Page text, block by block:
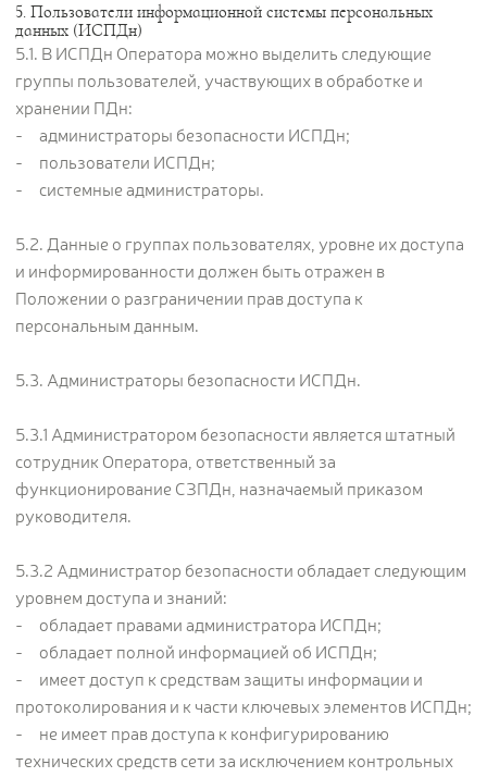
5. Пользователи информационной системы персональных
данных (ИСПДн)
5.1. В ИСПДн Оператора можно выделить следующие
группы пользователей, участвующих в обработке и
хранении ПДн:
- администраторы безопасности ИСПДн;
- пользователи ИСПДн;
- системные администраторы.
5.2. Данные о группах пользователях, уровне их доступа
и информированности должен быть отражен в
Положении о разграничении прав доступа к
персональным данным.
5.3. Администраторы безопасности ИСПДн.
5.3.1 Администратором безопасности является штатный
сотрудник Оператора, ответственный за
функционирование СЗПДн, назначаемый приказом
руководителя.
5.3.2 Администратор безопасности обладает следующим
уровнем доступа и знаний:
- обладает правами администратора ИСПДн;
- обладает полной информацией об ИСПДн;
- имеет доступ к средствам защиты информации и
протоколирования и к части ключевых элементов ИСПДн;
- не имеет прав доступа к конфигурированию
технических средств сети за исключением контрольных